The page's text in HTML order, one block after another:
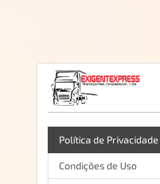
Política de Privacidade
Condições de Uso